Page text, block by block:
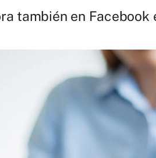
también en Facebook